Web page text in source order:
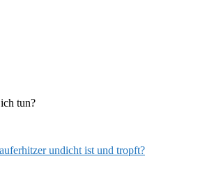
tun?
undicht ist und tropft?